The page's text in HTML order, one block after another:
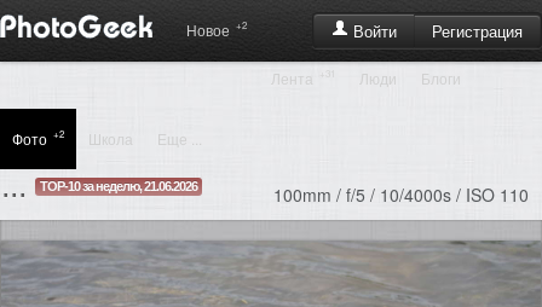
Войти Регистрация
Новое +2
Лента Люди Блоги
Фото +2 Школа Еще ...
... TOP-10 за неделю, 21.06.2026 100mm / f/5 / 10/4000s / ISO 110